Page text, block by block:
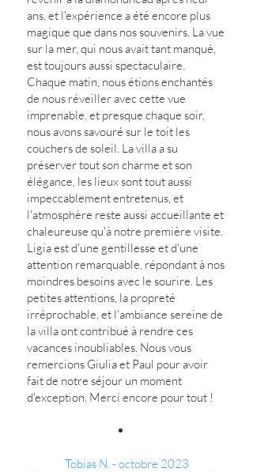
ans, et l'expérience a été encore plus
magique que dans nos souvenirs. La vue
sur la mer, qui nous avait tant manqué,
est toujours aussi spectaculaire.
Chaque matin, nous étions enchantés
de nous réveiller avec cette vue
imprenable, et presque chaque soir,
nous avons savouré sur le toit les
couchers de soleil. La villa a su
préserver tout son charme et son
élégance, les lieux sont tout aussi
impeccablement entretenus, et
l'atmosphère reste aussi accueillante et
chaleureuse qu'à notre première visite.
Ligia est d'une gentillesse et d'une
attention remarquable, répondant à nos
moindres besoins avec le sourire. Les
petites attentions, la propreté
irréprochable, et l'ambiance sereine de
la villa ont contribué à rendre ces
vacances inoubliables. Nous vous
remercions Giulia et Paul pour avoir
fait de notre séjour un moment
d'exception. Merci encore pour tout !
Tobias N. - octobre 2023